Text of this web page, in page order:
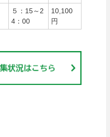
５：15～2
4：00
10,100
円